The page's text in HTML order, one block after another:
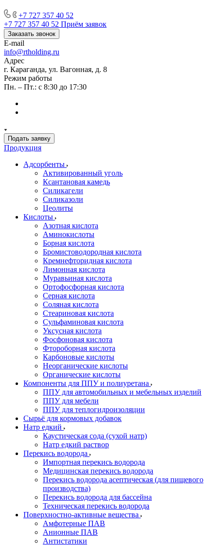
+7 727 357 40 52
+7 727 357 40 52 Приём заявок
Заказать звонок
E-mail
info@rtholding.ru
Адрес
г. Караганда, ул. Вагонная, д. 8
Режим работы
Пн. – Пт.: с 8:30 до 17:30
Подать заявку
Продукция
Адсорбенты
Активированный уголь
Ксантановая камедь
Силикагели
Силиказоли
Цеолиты
Кислоты
Азотная кислота
Аминокислоты
Борная кислота
Бромистоводородная кислота
Кремнефторидная кислота
Лимонная кислота
Муравьиная кислота
Ортофосфорная кислота
Серная кислота
Соляная кислота
Стеариновая кислота
Сульфаминовая кислота
Уксусная кислота
Фосфоновая кислота
Фтороборная кислота
Карбоновые кислоты
Неорганические кислоты
Органические кислоты
Компоненты для ППУ и полиуретана
ППУ для автомобильных и мебельных изделий
ППУ для мебели
ППУ для теплогидроизоляции
Сырьё для кормовых добавок
Натр едкий
Каустическая сода (сухой натр)
Натр едкий раствор
Перекись водорода
Импортная перекись водорода
Медицинская перекись водорода
Перекись водорода асептическая (для пищевого
производства)
Перекись водорода для бассейна
Техническая перекись водорода
Поверхностно-активные вещества
Амфотерные ПАВ
Анионные ПАВ
Антистатики